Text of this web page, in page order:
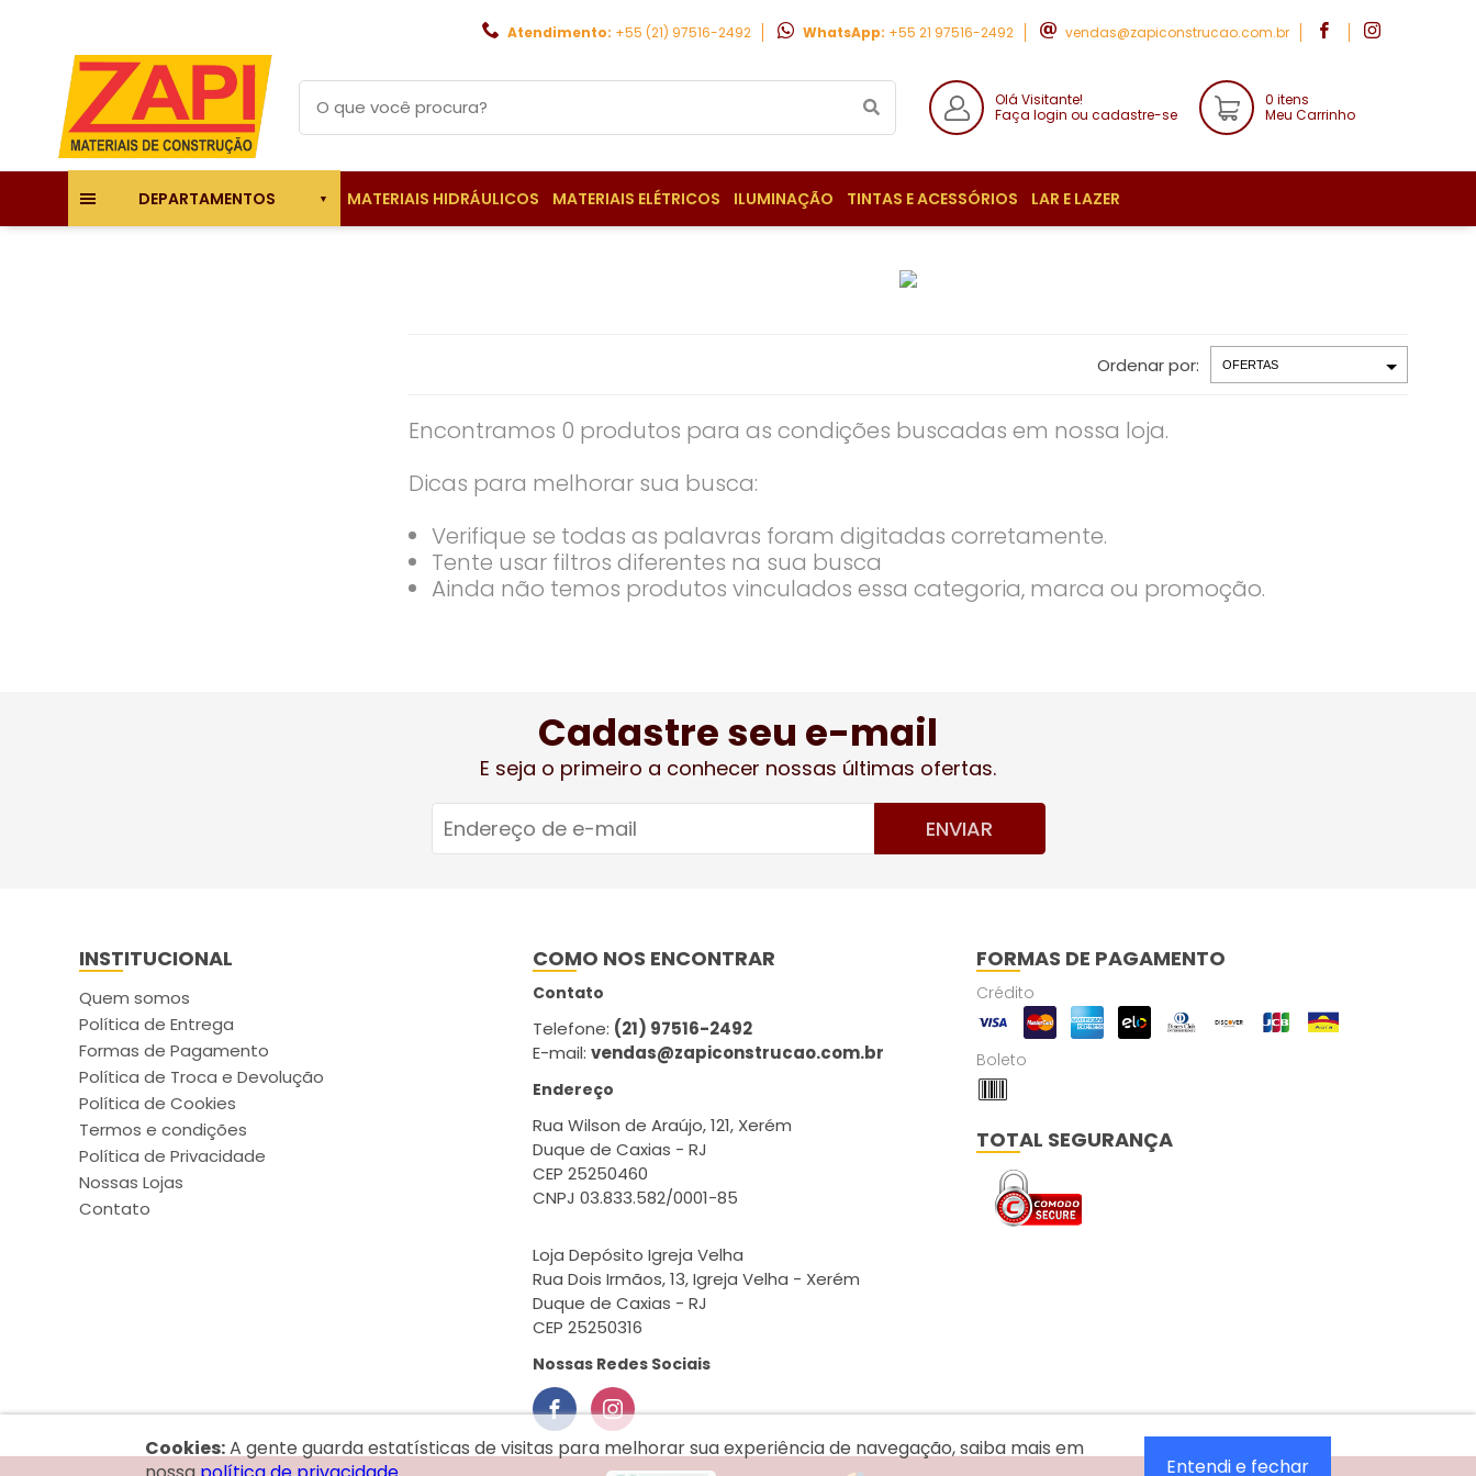
Atendimento: +55 (21) 97516-2492 WhatsApp: +55 21 97516-2492 vendas@zapiconstrucao.com.br
Olá Visitante!
Faça login ou cadastre-se
0 itens
Meu Carrinho
DEPARTAMENTOS MATERIAIS HIDRÁULICOS MATERIAIS ELÉTRICOS ILUMINAÇÃO TINTAS E ACESSÓRIOS LAR E LAZER
Ordenar por:
Encontramos 0 produtos para as condições buscadas em nossa loja.
Dicas para melhorar sua busca:
Verifique se todas as palavras foram digitadas corretamente.
Tente usar filtros diferentes na sua busca
Ainda não temos produtos vinculados essa categoria, marca ou promoção.
Cadastre seu e-mail
E seja o primeiro a conhecer nossas últimas ofertas.
ENVIAR
INSTITUCIONAL
Quem somos
Política de Entrega
Formas de Pagamento
Política de Troca e Devolução
Política de Cookies
Termos e condições
Política de Privacidade
Nossas Lojas
Contato
COMO NOS ENCONTRAR
Contato
Telefone: (21) 97516-2492
E-mail:vendas@zapiconstrucao.com.br
Endereço
Rua Wilson de Araújo, 121, Xerém
Duque de Caxias - RJ
CEP 25250460
CNPJ 03.833.582/0001-85
Loja Depósito Igreja Velha
Rua Dois Irmãos, 13, Igreja Velha - Xerém
Duque de Caxias - RJ
CEP 25250316
Nossas Redes Sociais
FORMAS DE PAGAMENTO
Crédito
Boleto
TOTAL SEGURANÇA
Cookies:A gente guarda estatísticas de visitas para melhorar sua experiência de navegação, saiba mais em
Entendi e fechar